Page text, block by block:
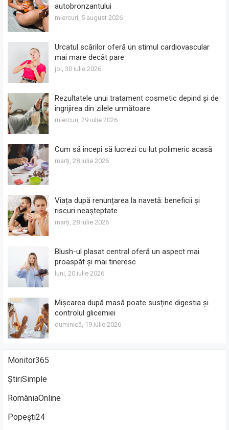
autobronzantului
miercuri, 5 august 2026
Urcatul scărilor oferă un stimul cardiovascular
mai mare decât pare
joi, 30 iulie 2026
Rezultatele unui tratament cosmetic depind și de
îngrijirea din zilele următoare
miercuri, 29 iulie 2026
Cum să începi să lucrezi cu lut polimeric acasă
marți, 28 iulie 2026
Viața după renunțarea la navetă: beneficii și
riscuri neașteptate
marți, 28 iulie 2026
Blush-ul plasat central oferă un aspect mai
proaspăt și mai tineresc
luni, 20 iulie 2026
Mișcarea după masă poate susține digestia și
controlul glicemiei
duminică, 19 iulie 2026
Monitor365
ȘtiriSimple
RomâniaOnline
Popești24